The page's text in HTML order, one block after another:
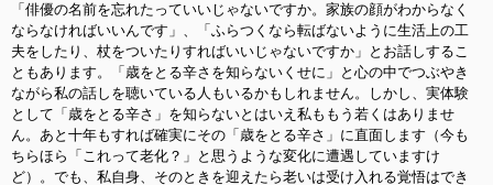
「俳優の名前を忘れたっていいじゃないですか。家族の顔がわからなく
ならなければいいんです」、「ふらつくなら転ばないように生活上の工
夫をしたり、杖をついたりすればいいじゃないですか」とお話しするこ
ともあります。「歳をとる辛さを知らないくせに」と心の中でつぶやき
ながら私の話しを聴いている人もいるかもしれません。しかし、実体験
として「歳をとる辛さ」を知らないとはいえ私ももう若くはありませ
ん。あと十年もすれば確実にその「歳をとる辛さ」に直面します（今も
ちらほら「これって老化？」と思うような変化に遭遇していますけ
ど）。でも、私自身、そのときを迎えたら老いは受け入れる覚悟はでき